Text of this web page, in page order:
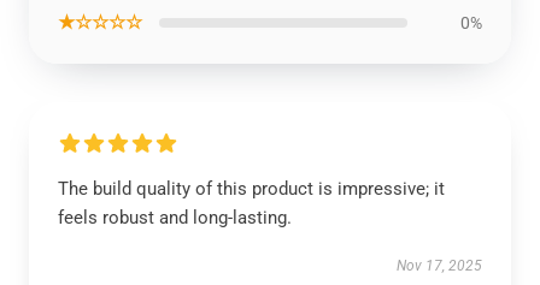
★☆☆☆☆ 0%
The build quality of this product is impressive; it
feels robust and long-lasting.
Nov 17, 2025